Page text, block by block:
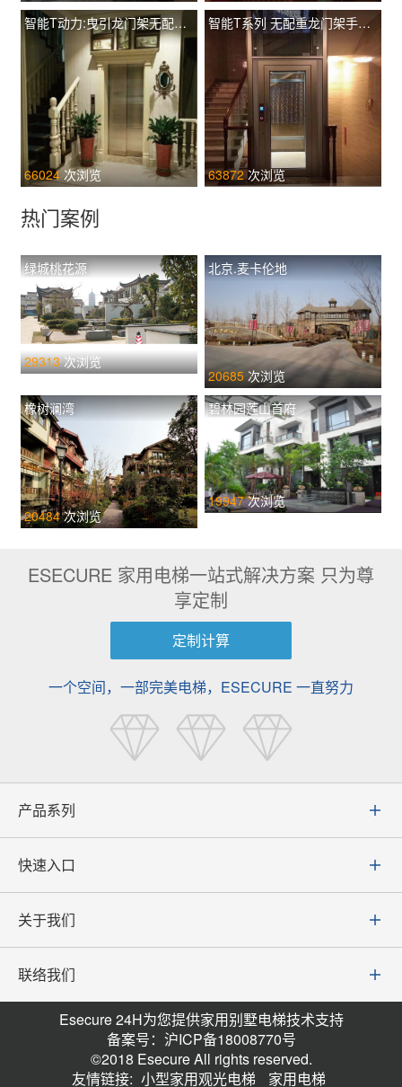
智能T动力:曳引龙门架无配重土建井道 TIL-L T320
66024 次浏览
智能T系列 无配重龙门架手动门 TIL-F T260
63872 次浏览
热门案例
绿城桃花源
29313 次浏览
北京.麦卡伦地
20685 次浏览
橡树澜湾
20484 次浏览
碧林园莲山首府
19947 次浏览
ESECURE 家用电梯一站式解决方案 只为尊
享定制
定制计算
一个空间，一部完美电梯，ESECURE 一直努力
产品系列
快速入口
关于我们
联络我们
Esecure 24H为您提供家用别墅电梯技术支持
备案号：沪ICP备18008770号
©2018 Esecure All rights reserved.
友情链接: 小型家用观光电梯 家用电梯